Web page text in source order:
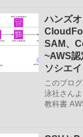
ハンズ
SAM、
~AWS認
ソシエ
このブロ
泳社さん
教科書